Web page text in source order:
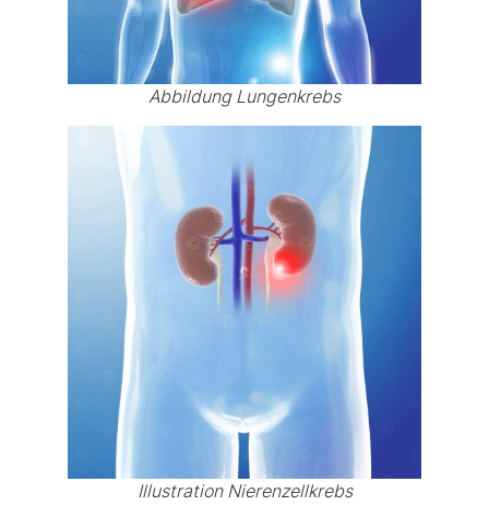
Abbildung Lungenkrebs
Illustration Nierenzellkrebs